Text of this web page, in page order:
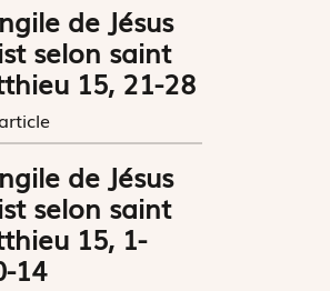
de Jésus
selon saint
15, 21-28
de Jésus
selon saint
15, 1-
14